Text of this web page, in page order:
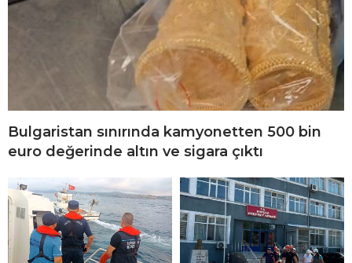
Bulgaristan sınırında kamyonetten 500 bin
euro değerinde altın ve sigara çıktı